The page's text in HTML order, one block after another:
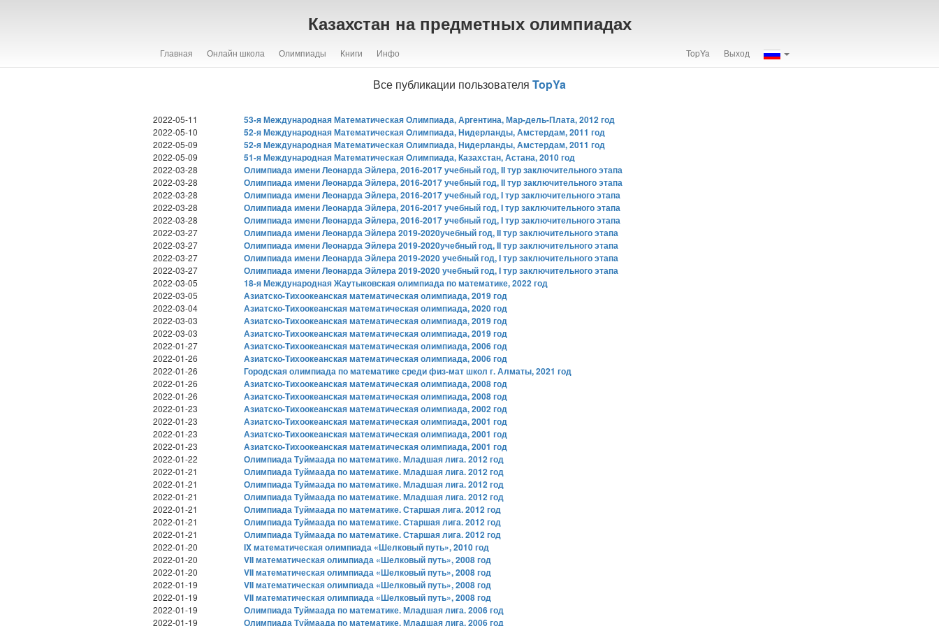
Казахстан на предметных олимпиадах
Главная Онлайн школа Олимпиады Книги Инфо TopYa Выход
Все публикации пользователя TopYa
2022-05-11 53-я Международная Математическая Oлимпиада, Аргентина, Мар-дель-Плата, 2012 год
2022-05-10 52-я Международная Математическая Oлимпиада, Нидерланды, Амстердам, 2011 год
2022-05-09 52-я Международная Математическая Oлимпиада, Нидерланды, Амстердам, 2011 год
2022-05-09 51-я Международная Математическая Oлимпиада, Казахстан, Астана, 2010 год
2022-03-28 Олимпиада имени Леонарда Эйлера, 2016-2017 учебный год, II тур заключительного этапа
2022-03-28 Олимпиада имени Леонарда Эйлера, 2016-2017 учебный год, II тур заключительного этапа
2022-03-28 Олимпиада имени Леонарда Эйлера, 2016-2017 учебный год, I тур заключительного этапа
2022-03-28 Олимпиада имени Леонарда Эйлера, 2016-2017 учебный год, I тур заключительного этапа
2022-03-28 Олимпиада имени Леонарда Эйлера, 2016-2017 учебный год, I тур заключительного этапа
2022-03-27 Олимпиада имени Леонарда Эйлера 2019-2020учебный год, II тур заключительного этапа
2022-03-27 Олимпиада имени Леонарда Эйлера 2019-2020учебный год, II тур заключительного этапа
2022-03-27 Олимпиада имени Леонарда Эйлера 2019-2020 учебный год, I тур заключительного этапа
2022-03-27 Олимпиада имени Леонарда Эйлера 2019-2020 учебный год, I тур заключительного этапа
2022-03-05 18-я Международная Жаутыковская олимпиада по математике, 2022 год
2022-03-05 Азиатско-Тихоокеанская математическая олимпиада, 2019 год
2022-03-04 Азиатско-Тихоокеанская математическая олимпиада, 2020 год
2022-03-03 Азиатско-Тихоокеанская математическая олимпиада, 2019 год
2022-03-03 Азиатско-Тихоокеанская математическая олимпиада, 2019 год
2022-01-27 Азиатско-Тихоокеанская математическая олимпиада, 2006 год
2022-01-26 Азиатско-Тихоокеанская математическая олимпиада, 2006 год
2022-01-26 Городская олимпиада по математике среди физ-мат школ г. Алматы, 2021 год
2022-01-26 Азиатско-Тихоокеанская математическая олимпиада, 2008 год
2022-01-26 Азиатско-Тихоокеанская математическая олимпиада, 2008 год
2022-01-23 Азиатско-Тихоокеанская математическая олимпиада, 2002 год
2022-01-23 Азиатско-Тихоокеанская математическая олимпиада, 2001 год
2022-01-23 Азиатско-Тихоокеанская математическая олимпиада, 2001 год
2022-01-23 Азиатско-Тихоокеанская математическая олимпиада, 2001 год
2022-01-22 Олимпиада Туймаада по математике. Младшая лига. 2012 год
2022-01-21 Олимпиада Туймаада по математике. Младшая лига. 2012 год
2022-01-21 Олимпиада Туймаада по математике. Младшая лига. 2012 год
2022-01-21 Олимпиада Туймаада по математике. Младшая лига. 2012 год
2022-01-21 Олимпиада Туймаада по математике. Старшая лига. 2012 год
2022-01-21 Олимпиада Туймаада по математике. Старшая лига. 2012 год
2022-01-21 Олимпиада Туймаада по математике. Старшая лига. 2012 год
2022-01-20 IX математическая олимпиада «Шелковый путь», 2010 год
2022-01-20 VII математическая олимпиада «Шелковый путь», 2008 год
2022-01-20 VII математическая олимпиада «Шелковый путь», 2008 год
2022-01-19 VII математическая олимпиада «Шелковый путь», 2008 год
2022-01-19 VII математическая олимпиада «Шелковый путь», 2008 год
2022-01-19 Олимпиада Туймаада по математике. Младшая лига. 2006 год
2022-01-19 Олимпиада Туймаада по математике. Младшая лига. 2006 год